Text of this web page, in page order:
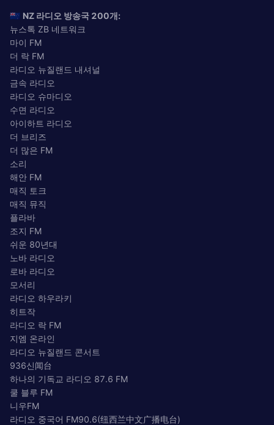
🇳🇿 NZ 라디오 방송국 200개:
뉴스톡 ZB 네트워크
마이 FM
더 락 FM
라디오 뉴질랜드 내셔널
금속 라디오
라디오 슈마디오
수면 라디오
아이하트 라디오
더 브리즈
더 많은 FM
소리
해안 FM
매직 토크
매직 뮤직
플라바
조지 FM
쉬운 80년대
노바 라디오
로바 라디오
모서리
라디오 하우라키
히트작
라디오 락 FM
지엠 온라인
라디오 뉴질랜드 콘서트
936신闻台
하나의 기독교 라디오 87.6 FM
쿨 블루 FM
니우FM
라디오 중국어 FM90.6(纽西兰中文广播电台)